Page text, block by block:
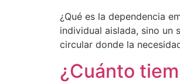
¿Qué es la dependencia
individual aislada, sino un
circular donde la
¿Cuánto